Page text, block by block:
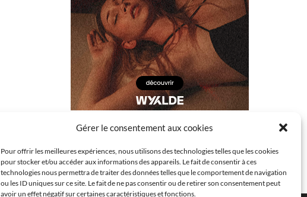
Gérer le consentement aux cookies
Pour offrir les meilleures expériences, nous utilisons des technologies telles que les cookies
pour stocker et/ou accéder aux informations des appareils. Le fait de consentir à ces
technologies nous permettra de traiter des données telles que le comportement de navigation
ou les ID uniques sur ce site. Le fait de ne pas consentir ou de retirer son consentement peut
avoir un effet négatif sur certaines caractéristiques et fonctions.